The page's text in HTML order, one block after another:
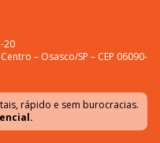
20
– Osasco/SP – CEP 06090-
rápido e sem burocracias.